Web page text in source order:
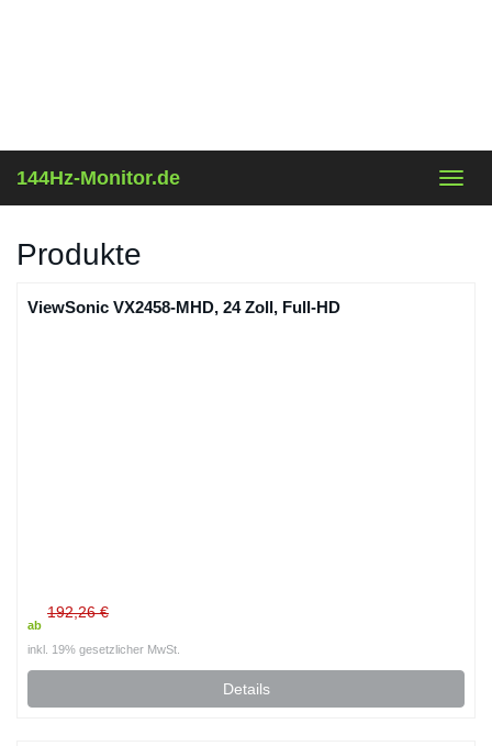
144Hz-Monitor.de
Produkte
ViewSonic VX2458-MHD, 24 Zoll, Full-HD
ab
192,26 €
inkl. 19% gesetzlicher MwSt.
Details